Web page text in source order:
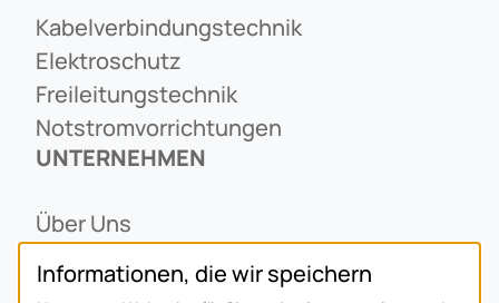
Kabelverbindungstechnik
Elektroschutz
Freileitungstechnik
Notstromvorrichtungen
UNTERNEHMEN
Über Uns
Alois Schiffmann Stiftung
Informationen, die wir speichern